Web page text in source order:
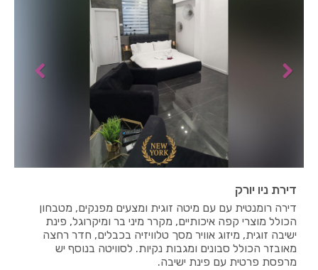
דירת ניו יורק
דירה רומנטית עם עם מיטה זוגית ומצעים מפנקים, מטבחון
הכולל מוצרי קפה איכותיים, מקרר מיני בר ומיקרוגל, פינת
ישיבה זוגית, מיזוג אוויר מסך טלוויזיה בכבלים, חדר רחצה
מאובזר הכולל סבונים ומגבות נקיות. לסוויטה בנוסף יש
מרפסת פרטית עם פינת ישיבה.